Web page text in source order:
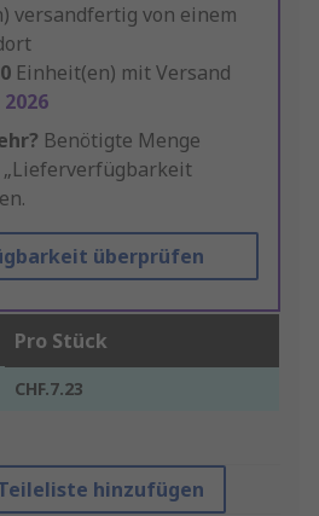
versandfertig von einem
Einheit(en) mit Versand
Benötigte Menge
überprüfen
Pro Stück
CHF.7.23
hinzufügen